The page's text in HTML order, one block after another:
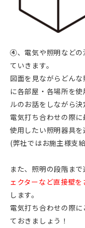
④、電気や照明など
ていきます。
図面を見ながらどん
に各部屋・各場所を
ルのお話をしながら決
電気打ち合わせの際
使用したい照明器具を
(弊社ではお施主様支
また、照明の段階まで
ェクターなど直接壁
します。
電気打ち合わせの際
ておきましょう！